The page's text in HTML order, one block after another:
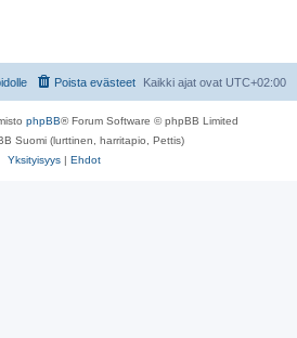
Kaikki ajat ovat UTC+02:00
Poista evästeet
phpBB® Forum Software © phpBB Limited
Suomi (lurttinen, harritapio, Pettis)
Yksityisyys | Ehdot